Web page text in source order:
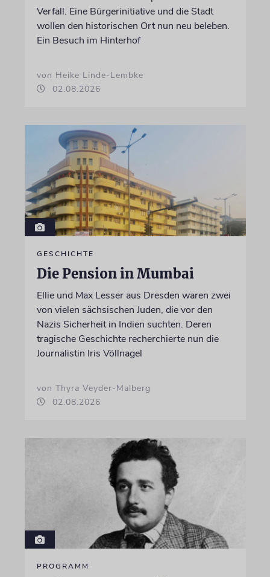
Verfall. Eine Bürgerinitiative und die Stadt
wollen den historischen Ort nun neu beleben.
Ein Besuch im Hinterhof
von Heike Linde-Lembke
02.08.2026
GESCHICHTE
Die Pension in Mumbai
Ellie und Max Lesser aus Dresden waren zwei
von vielen sächsischen Juden, die vor den
Nazis Sicherheit in Indien suchten. Deren
tragische Geschichte recherchierte nun die
Journalistin Iris Völlnagel
von Thyra Veyder-Malberg
02.08.2026
PROGRAMM